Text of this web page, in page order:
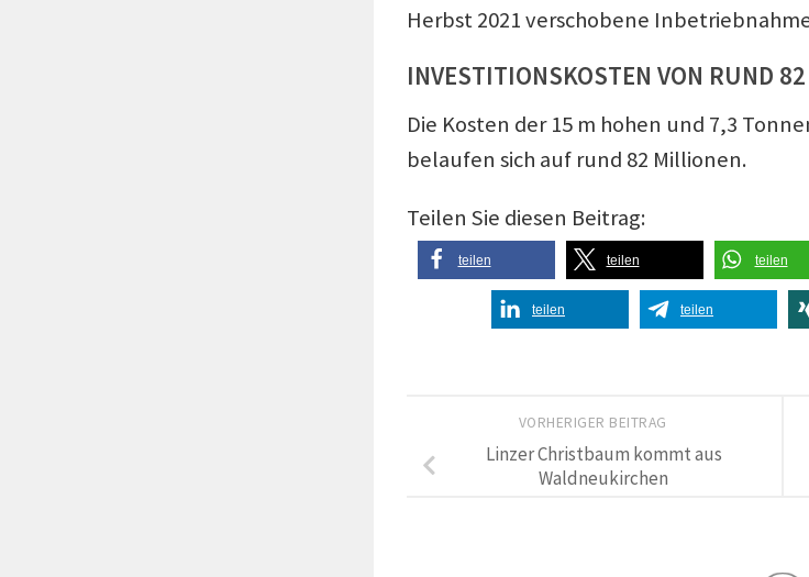
Herbst 2021 verschobene
INVESTITIONSKOSTEN VON RUND
Die Kosten der 15 m hohen und 7,3
belaufen sich auf rund 82 Millionen.
Teilen Sie diesen Beitrag:
teilen teilen teilen
teilen teilen
VORHERIGER BEITRAG
Linzer Christbaum kommt aus
Waldneukirchen